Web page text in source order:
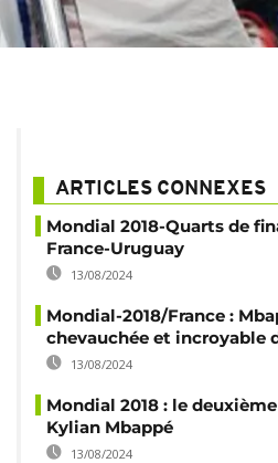
ARTICLES CONNEXES
Mondial 2018-Quarts de
France-Uruguay
13/08/2024
Mondial-2018/France :
chevauchée et incroyable
13/08/2024
Mondial 2018 : le
Kylian Mbappé
13/08/2024